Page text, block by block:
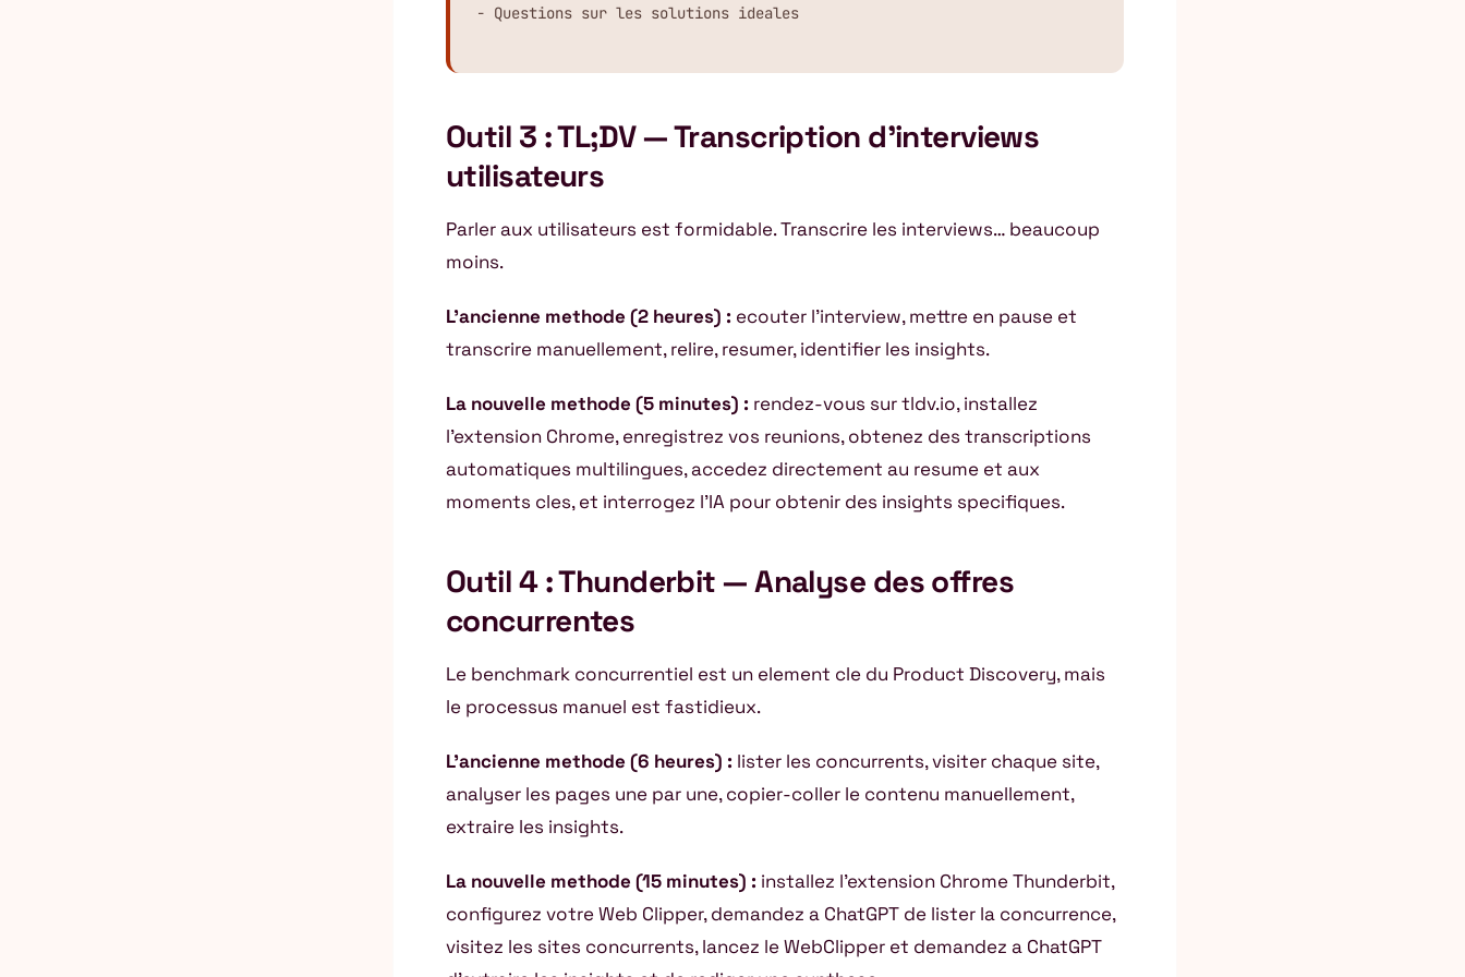
- Questions sur les solutions ideales
Outil 3 : TL;DV — Transcription d’interviews
utilisateurs
Parler aux utilisateurs est formidable. Transcrire les interviews… beaucoup
moins.
L’ancienne methode (2 heures) : ecouter l’interview, mettre en pause et
transcrire manuellement, relire, resumer, identifier les insights.
La nouvelle methode (5 minutes) : rendez-vous sur tldv.io, installez
l’extension Chrome, enregistrez vos reunions, obtenez des transcriptions
automatiques multilingues, accedez directement au resume et aux
moments cles, et interrogez l’IA pour obtenir des insights specifiques.
Outil 4 : Thunderbit — Analyse des offres
concurrentes
Le benchmark concurrentiel est un element cle du Product Discovery, mais
le processus manuel est fastidieux.
L’ancienne methode (6 heures) : lister les concurrents, visiter chaque site,
analyser les pages une par une, copier-coller le contenu manuellement,
extraire les insights.
La nouvelle methode (15 minutes) : installez l’extension Chrome Thunderbit,
configurez votre Web Clipper, demandez a ChatGPT de lister la concurrence,
visitez les sites concurrents, lancez le WebClipper et demandez a ChatGPT